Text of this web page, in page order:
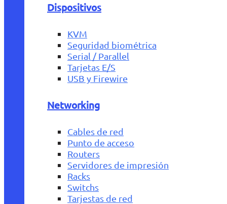
Dispositivos
KVM
Seguridad biométrica
Serial / Parallel
Tarjetas E/S
USB y Firewire
Networking
Cables de red
Punto de acceso
Routers
Servidores de impresión
Racks
Switchs
Tarjestas de red